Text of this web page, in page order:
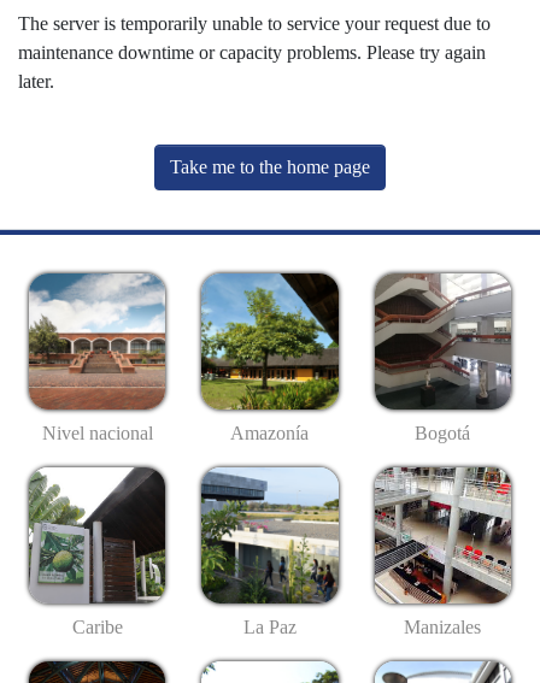
The server is temporarily unable to service your request due to
maintenance downtime or capacity problems. Please try again
later.
Take me to the home page
Nivel nacional Amazonía Bogotá
Caribe La Paz Manizales